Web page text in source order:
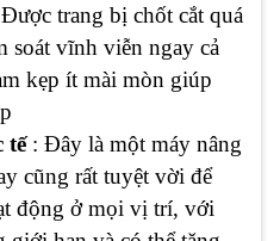
trang bị chốt cắt quá
soát vĩnh viễn ngay cả
kẹp ít mài mòn giúp
tế: Đây là một máy nâng
cũng rất tuyệt vời để
động ở mọi vị trí, với